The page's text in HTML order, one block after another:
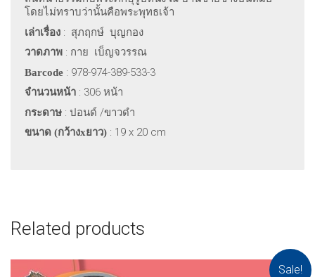
โดยไม่ทราบว่านั้นคือพระพุทธเจ้า
เล่าเรื่อง : สุภฤกษ์ บุญกอง
วาดภาพ : กาย เบ็ญจวรรณ
Barcode : 978-974-389-533-3
จำนวนหน้า : 306 หน้า
กระดาษ : ปอนด์ /ขาวดำ
ขนาด (กว้างxยาว) : 19 x 20 cm
Related products
Sale!